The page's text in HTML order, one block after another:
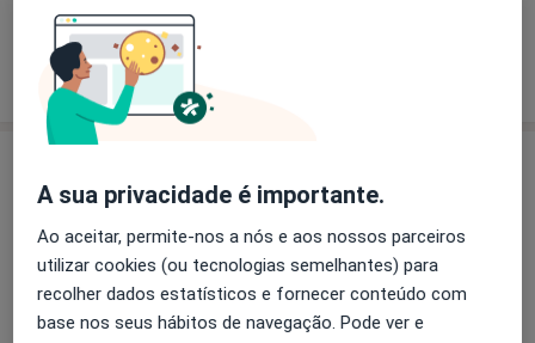
Experiência
Mostrar mais detalhes
Sem informação sobre serviços e preços
Este especialista ainda não adicionou nenhuma
informação sobre serviços
A sua privacidade é importante.
Ao aceitar, permite-nos a nós e aos nossos parceiros
utilizar cookies (ou tecnologias semelhantes) para
recolher dados estatísticos e fornecer conteúdo com
base nos seus hábitos de navegação. Pode ver e